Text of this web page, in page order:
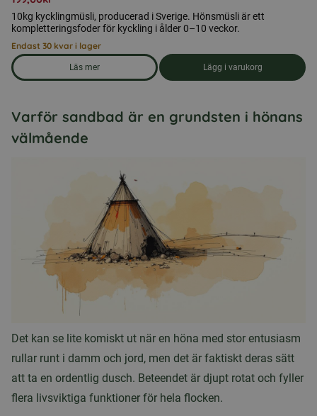
10kg kycklingmüsli, producerad i Sverige. Hönsmüsli är ett
kompletteringsfoder för kyckling i ålder 0–10 veckor.
Endast 30 kvar i lager
Läs mer
om produkten Kycklingmüsli 10kg
Lägg i varukorg
Varför sandbad är en grundsten i hönans
välmående
Det kan se lite komiskt ut när en höna med stor entusiasm
rullar runt i damm och jord, men det är faktiskt deras sätt
att ta en ordentlig dusch. Beteendet är djupt rotat och fyller
flera livsviktiga funktioner för hela flocken.